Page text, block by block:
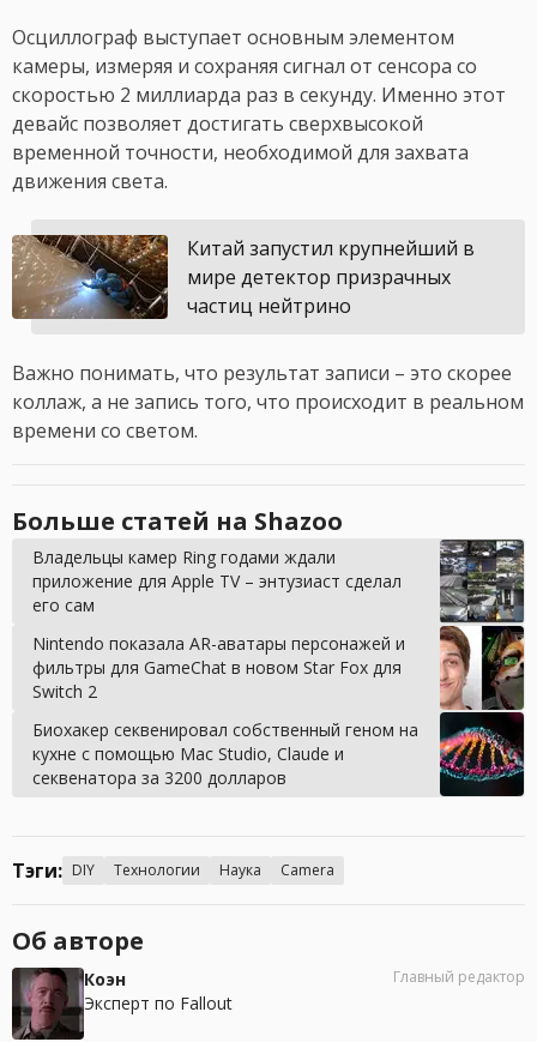
Осциллограф выступает основным элементом
камеры, измеряя и сохраняя сигнал от сенсора со
скоростью 2 миллиарда раз в секунду. Именно этот
девайс позволяет достигать сверхвысокой
временной точности, необходимой для захвата
движения света.
Китай запустил крупнейший в
мире детектор призрачных
частиц нейтрино
Важно понимать, что результат записи – это скорее
коллаж, а не запись того, что происходит в реальном
времени со светом.
Больше статей на Shazoo
Владельцы камер Ring годами ждали
приложение для Apple TV – энтузиаст сделал
его сам
Nintendo показала AR-аватары персонажей и
фильтры для GameChat в новом Star Fox для
Switch 2
Биохакер секвенировал собственный геном на
кухне с помощью Mac Studio, Claude и
секвенатора за 3200 долларов
Тэги: DIY Технологии Наука Camera
Об авторе
Коэн
Эксперт по Fallout
Главный редактор